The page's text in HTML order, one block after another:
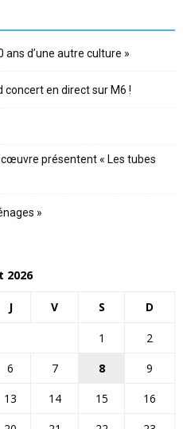
ans d’une autre culture »
concert en direct sur M6 !
présentent « Les tubes
»
2026
J V S D
1
2
6 7 8
9
13 14 15
16